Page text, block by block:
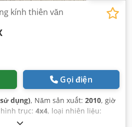
kính thiên văn
Gọi điện
dụng), Năm sản xuất: 2010, giờ
trục: 4x4, loại nhiên liệu:
bị: